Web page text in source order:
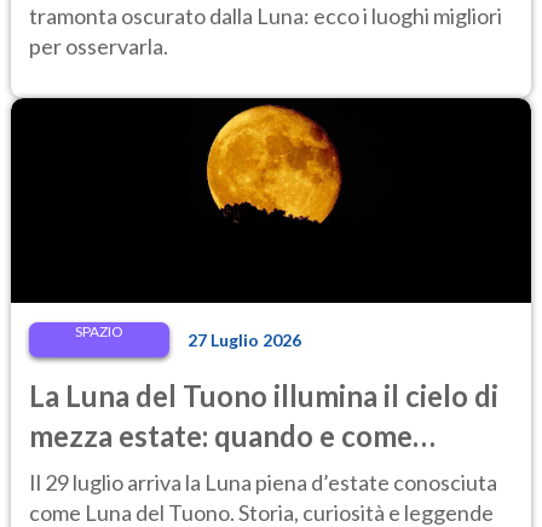
tramonta oscurato dalla Luna: ecco i luoghi migliori
per osservarla.
SPAZIO 27 Luglio 2026
La Luna del Tuono illumina il cielo di
mezza estate: quando e come
osservarla
Il 29 luglio arriva la Luna piena d’estate conosciuta
come Luna del Tuono. Storia, curiosità e leggende